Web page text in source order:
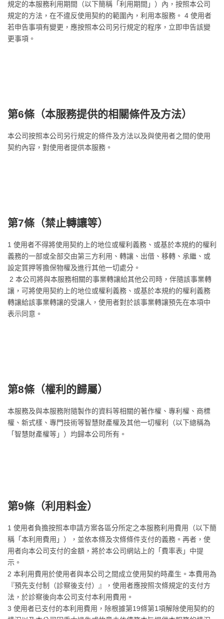
規定的本服務利用期間（以下簡稱「利用期間」）內，按照本公司
規定的方法，在不違反使用契約的範圍內，利用本服務。 4 使用者
若申告事項有變更，應按照本公司另行規定的程序，立即申告該變
更事項。
第6條（本服務提供的相關條件及方法）
本公司按照本公司另行規定的條件及方法以及與使用者之間的使用
契約內容，對使用者提供本服務。
第7條（禁止轉讓等）
1 使用者不得將使用契約上的地位或權利義務、或基於本規約的權利
義務的一部或全部交由第三方利用、轉讓、出借、移轉、承繼、或
設定質押等擔保物權及進行其他一切處分。
2 本公司將與本服務相關的事業轉讓給其他公司時，伴隨該事業轉
讓，可將使用契約上的地位或權利義務、或基於本規約的權利義務
轉讓給該事業轉讓的受讓人，使用者對於該事業轉讓預先在本項中
表示同意。
第8條（權利的歸屬）
本服務及與本服務附隨製作的資料等相關的著作權、專利權、商標
權、新式樣、專門技術等智慧財產權及其他一切權利（以下總稱為
「智慧財產權等」）均歸本公司所有。
第9條（利用料金）
1 使用者負擔按照本申請方案各區分所定之本服務利用費用（以下簡
稱「本利用費用」），並依本條及次條條件支付的義務。再者，使
用者向本公司支付的金額，將於本公司網站上的「費率表」中提
示。
2 本利用費用於使用者與本公司之間成立使用契約時產生。本費用為
『預先支付制（診察後支付）』，使用者應按照次條規定的支付方
法，於診察後向本公司支付本利用費用。
3 使用者已支付的本利用費用，除根據第19條第1項解除使用契約的